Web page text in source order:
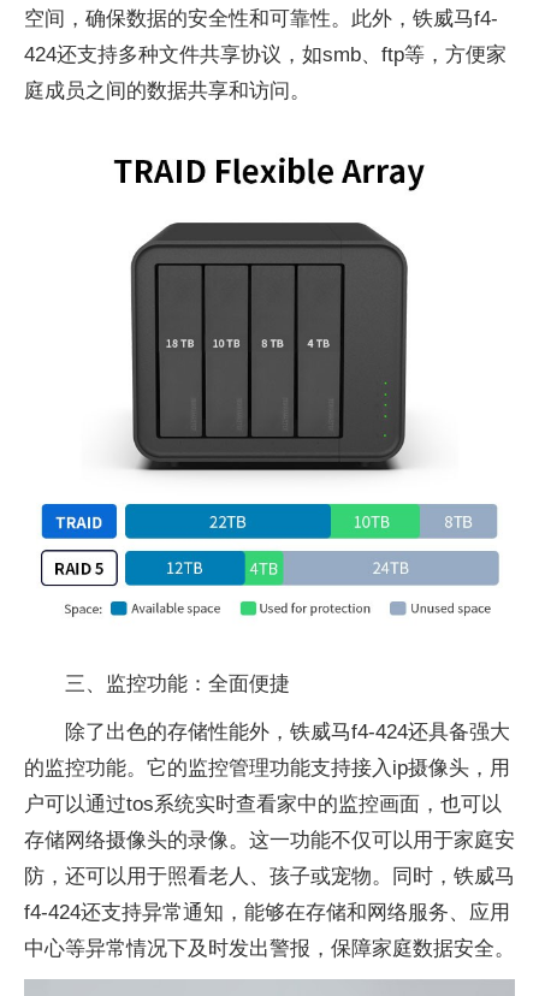
空间，确保数据的安全性和可靠性。此外，铁威马f4-
424还支持多种文件共享协议，如smb、ftp等，方便家
庭成员之间的数据共享和访问。
三、监控功能：全面便捷
除了出色的存储性能外，铁威马f4-424还具备强大
的监控功能。它的监控管理功能支持接入ip摄像头，用
户可以通过tos系统实时查看家中的监控画面，也可以
存储网络摄像头的录像。这一功能不仅可以用于家庭安
防，还可以用于照看老人、孩子或宠物。同时，铁威马
f4-424还支持异常通知，能够在存储和网络服务、应用
中心等异常情况下及时发出警报，保障家庭数据安全。